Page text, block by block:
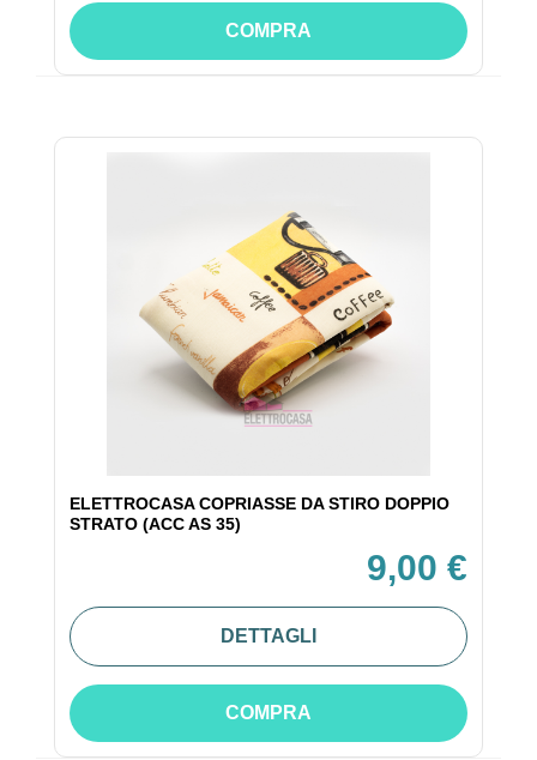
COMPRA
ELETTROCASA COPRIASSE DA STIRO DOPPIO
STRATO (ACC AS 35)
9,00 €
DETTAGLI
COMPRA